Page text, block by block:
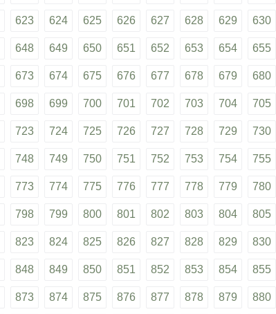
623 624 625 626 627 628 629 630
648 649 650 651 652 653 654 655
673 674 675 676 677 678 679 680
698 699 700 701 702 703 704 705
723 724 725 726 727 728 729 730
748 749 750 751 752 753 754 755
773 774 775 776 777 778 779 780
798 799 800 801 802 803 804 805
823 824 825 826 827 828 829 830
848 849 850 851 852 853 854 855
873 874 875 876 877 878 879 880